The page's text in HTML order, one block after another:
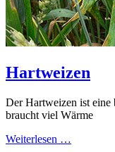
Hartweizen
Der Hartweizen ist eine
braucht viel Wärme
Weiterlesen …